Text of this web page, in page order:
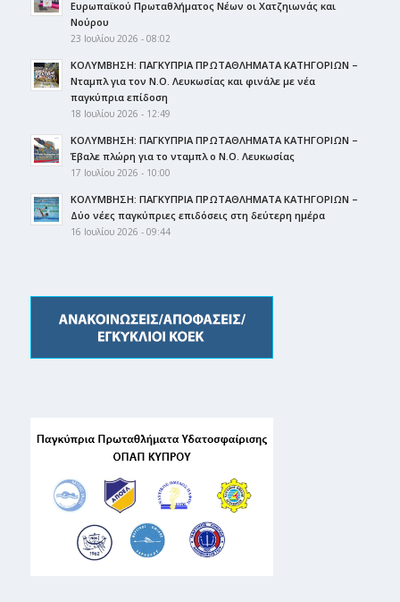
Ευρωπαϊκού Πρωταθλήματος Νέων οι Χατζηιωνάς και
Νούρου
23 Ιουλίου 2026 - 08:02
ΚΟΛΥΜΒΗΣΗ: ΠΑΓΚΥΠΡΙΑ ΠΡΩΤΑΘΛΗΜΑΤΑ ΚΑΤΗΓΟΡΙΩΝ –
Νταμπλ για τον Ν.Ο. Λευκωσίας και φινάλε με νέα
παγκύπρια επίδοση
18 Ιουλίου 2026 - 12:49
ΚΟΛΥΜΒΗΣΗ: ΠΑΓΚΥΠΡΙΑ ΠΡΩΤΑΘΛΗΜΑΤΑ ΚΑΤΗΓΟΡΙΩΝ –
Έβαλε πλώρη για το νταμπλ ο Ν.Ο. Λευκωσίας
17 Ιουλίου 2026 - 10:00
ΚΟΛΥΜΒΗΣΗ: ΠΑΓΚΥΠΡΙΑ ΠΡΩΤΑΘΛΗΜΑΤΑ ΚΑΤΗΓΟΡΙΩΝ –
Δύο νέες παγκύπριες επιδόσεις στη δεύτερη ημέρα
16 Ιουλίου 2026 - 09:44